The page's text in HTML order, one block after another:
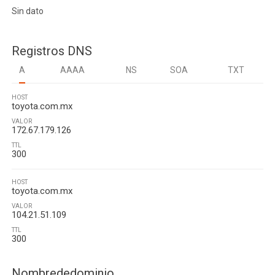
Sin dato
Registros DNS
A AAAA NS SOA TXT
HOST
toyota.com.mx
VALOR
172.67.179.126
TTL
300
HOST
toyota.com.mx
VALOR
104.21.51.109
TTL
300